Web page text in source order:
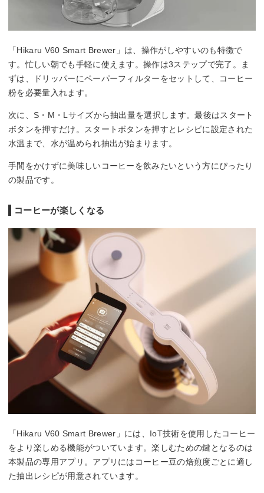
「Hikaru V60 Smart Brewer」は、操作がしやすいのも特徴で
す。忙しい朝でも手軽に使えます。操作は3ステップで完了。ま
ずは、ドリッパーにペーパーフィルターをセットして、コーヒー
粉を必要量入れます。
次に、S・M・Lサイズから抽出量を選択します。最後はスタート
ボタンを押すだけ。スタートボタンを押すとレシピに設定された
水温まで、水が温められ抽出が始まります。
手間をかけずに美味しいコーヒーを飲みたいという方にぴったり
の製品です。
コーヒーが楽しくなる
「Hikaru V60 Smart Brewer」には、IoT技術を使用したコーヒー
をより楽しめる機能がついています。楽しむための鍵となるのは
本製品の専用アプリ。アプリにはコーヒー豆の焙煎度ごとに適し
た抽出レシピが用意されています。